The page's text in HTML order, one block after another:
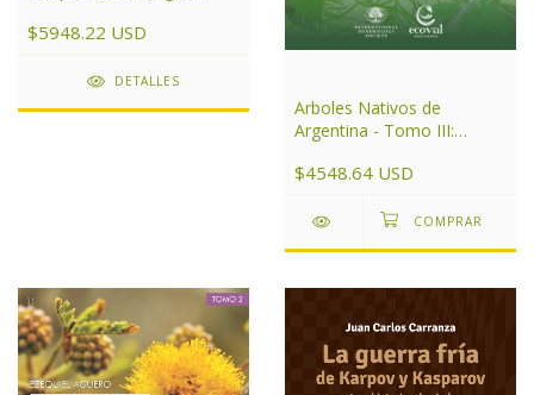
$5948.22 USD
DETALLES
Arboles Nativos de
Argentina - Tomo III:
$4548.64 USD